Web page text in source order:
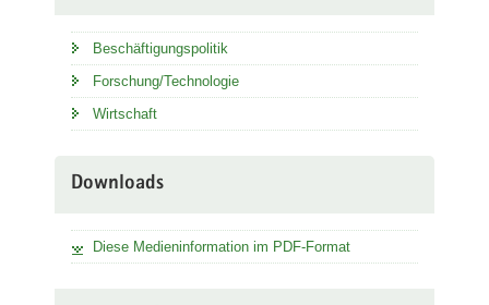
Beschäftigungspolitik
Forschung/Technologie
Wirtschaft
Downloads
Diese Medieninformation im PDF-Format